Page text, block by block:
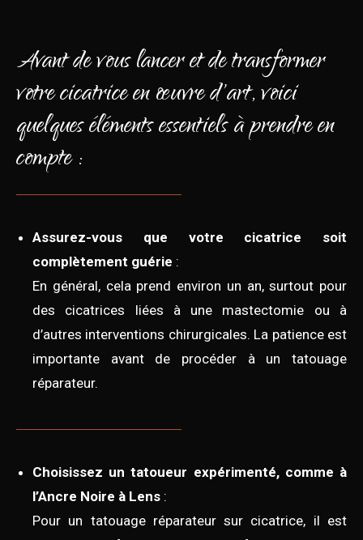
Avant de vous lancer et de transformer
votre cicatrice en œuvre d'art, voici
quelques éléments essentiels à prendre en
compte :
Assurez-vous que votre cicatrice soit
complètement guérie :
En général, cela prend environ un an, surtout pour
des cicatrices liées à une mastectomie ou à
d’autres interventions chirurgicales. La patience est
importante avant de procéder à un tatouage
réparateur.
Choisissez un tatoueur expérimenté, comme à
l’Ancre Noire à Lens :
Pour un tatouage réparateur sur cicatrice, il est